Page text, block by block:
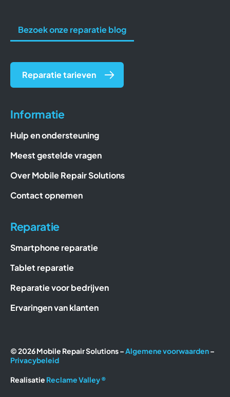
Informatie
Hulp en ondersteuning
Meest gestelde vragen
Over Mobile Repair Solutions
Contact opnemen
Reparatie
Smartphone reparatie
Tablet reparatie
Reparatie voor bedrijven
Ervaringen van klanten
Bezoek onze reparatie blog
Reparatie tarieven
© 2026 Mobile Repair Solutions –Algemene voorwaarden–
Privacybeleid
Realisatie Reclame Valley ®